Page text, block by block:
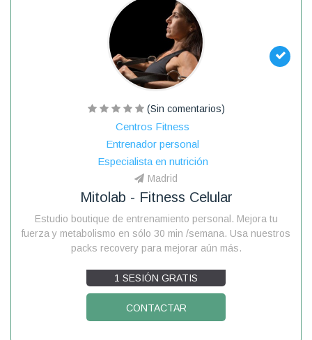
(Sin comentarios)
Centros Fitness
Entrenador personal
Especialista en nutrición
Madrid
Mitolab - Fitness Celular
Estudio boutique de entrenamiento personal. Mejora tu
fuerza y metabolismo en sólo 30 min /semana. Usa nuestros
packs recovery para mejorar aún más.
1 SESIÓN GRATIS
CONTACTAR